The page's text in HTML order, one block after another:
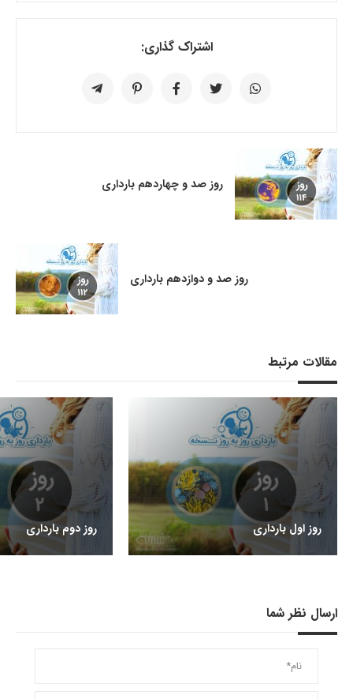
اشتراک گذاری:
روز صد و چهاردهم بارداری
روز صد و دوازدهم بارداری
مقالات مرتبط
روز اول بارداری روز دوم بارداری
ارسال نظر شما